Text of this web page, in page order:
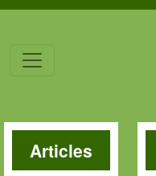
Articles